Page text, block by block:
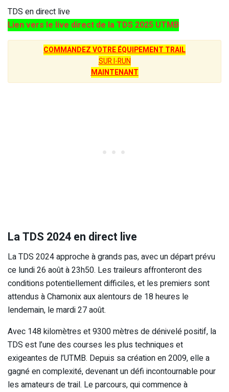
TDS en direct live
Lien vers le live direct de la TDS 2025 UTMB
COMMANDEZ VOTRE ÉQUIPEMENT TRAIL
SUR I-RUN
MAINTENANT
La TDS 2024 en direct live
La TDS 2024 approche à grands pas, avec un départ prévu
ce lundi 26 août à 23h50. Les traileurs affronteront des
conditions potentiellement difficiles, et les premiers sont
attendus à Chamonix aux alentours de 18 heures le
lendemain, le mardi 27 août.
Avec 148 kilomètres et 9300 mètres de dénivelé positif, la
TDS est l’une des courses les plus techniques et
exigeantes de l’UTMB. Depuis sa création en 2009, elle a
gagné en complexité, devenant un défi incontournable pour
les amateurs de trail. Le parcours, qui commence à